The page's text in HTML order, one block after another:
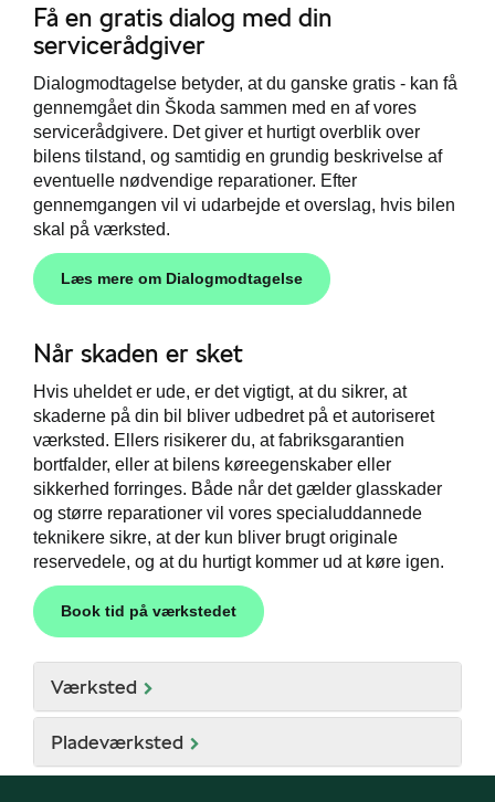
Få en gratis dialog med din
servicerådgiver
Dialogmodtagelse betyder, at du ganske gratis - kan få
gennemgået din Škoda sammen med en af vores
servicerådgivere. Det giver et hurtigt overblik over
bilens tilstand, og samtidig en grundig beskrivelse af
eventuelle nødvendige reparationer. Efter
gennemgangen vil vi udarbejde et overslag, hvis bilen
skal på værksted.
Læs mere om Dialogmodtagelse
Når skaden er sket
Hvis uheldet er ude, er det vigtigt, at du sikrer, at
skaderne på din bil bliver udbedret på et autoriseret
værksted. Ellers risikerer du, at fabriksgarantien
bortfalder, eller at bilens køreegenskaber eller
sikkerhed forringes. Både når det gælder glasskader
og større reparationer vil vores specialuddannede
teknikere sikre, at der kun bliver brugt originale
reservedele, og at du hurtigt kommer ud at køre igen.
Book tid på værkstedet
Værksted
Pladeværksted